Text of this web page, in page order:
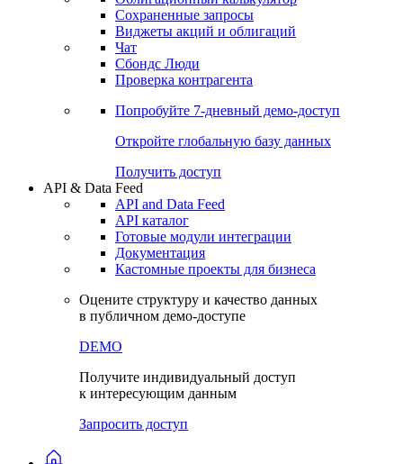
Сохраненные запросы
Виджеты акций и облигаций
Чат
Сбондс Люди
Проверка контрагента
Попробуйте 7-дневный демо-доступ
Откройте глобальную базу данных
Получить доступ
API & Data Feed
API and Data Feed
API каталог
Готовые модули интеграции
Документация
Кастомные проекты для бизнеса
Оцените структуру и качество данных
в публичном демо-доступе
DEMO
Получите индивидуальный доступ
к интересующим данным
Запросить доступ